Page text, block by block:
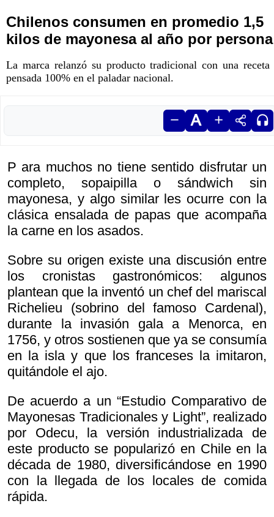
Chilenos consumen en promedio 1,5
kilos de mayonesa al año por persona
La marca relanzó su producto tradicional con una receta
pensada 100% en el paladar nacional.
P ara muchos no tiene sentido disfrutar un
completo, sopaipilla o sándwich sin
mayonesa, y algo similar les ocurre con la
clásica ensalada de papas que acompaña
la carne en los asados.
Sobre su origen existe una discusión entre
los cronistas gastronómicos: algunos
plantean que la inventó un chef del mariscal
Richelieu (sobrino del famoso Cardenal),
durante la invasión gala a Menorca, en
1756, y otros sostienen que ya se consumía
en la isla y que los franceses la imitaron,
quitándole el ajo.
De acuerdo a un “Estudio Comparativo de
Mayonesas Tradicionales y Light”, realizado
por Odecu, la versión industrializada de
este producto se popularizó en Chile en la
década de 1980, diversificándose en 1990
con la llegada de los locales de comida
rápida.